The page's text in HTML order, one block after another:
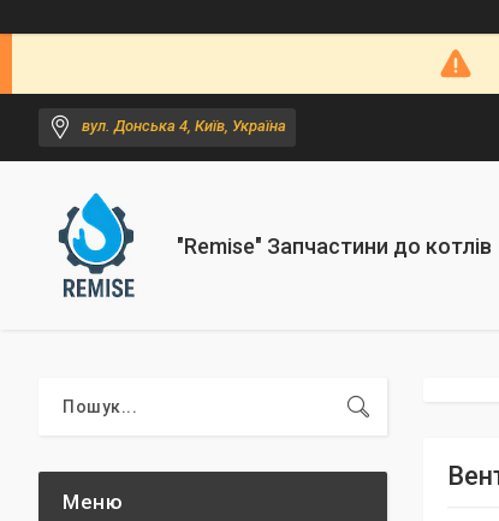
вул. Донська 4, Київ, Україна
"Remise" Запчастини до котлів